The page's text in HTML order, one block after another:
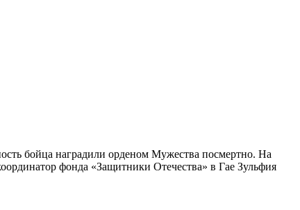
бойца наградили орденом Мужества посмертно. На
фонда «Защитники Отечества» в Гае Зульфия